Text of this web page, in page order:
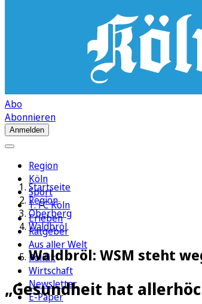
Abo
Abonnieren
Anmelden
Region
Köln
Sport
1. FC Köln
Erleben
Ratgeber
Aus aller Welt
Politik
Wirtschaft
Newsletter
E-Paper
Startseite
Region
Oberberg
Waldbröl
Waldbröl: WSM steht
„Gesundheit hat